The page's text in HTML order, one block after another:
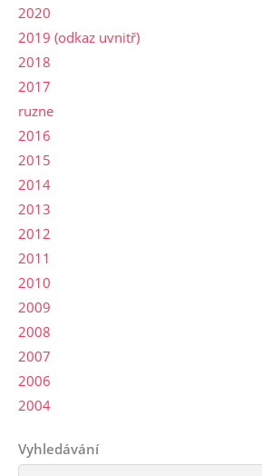
2020
2019 (odkaz uvnitř)
2018
2017
ruzne
2016
2015
2014
2013
2012
2011
2010
2009
2008
2007
2006
2004
Vyhledávání